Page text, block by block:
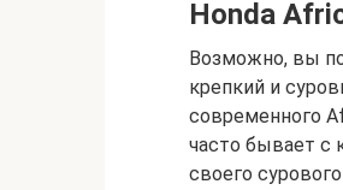
Honda
Возможно, вы
крепкий и
современного
часто бывает с
своего